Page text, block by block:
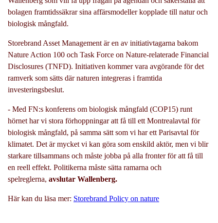
bolagen framtidssäkrar sina affärsmodeller kopplade till natur och
biologisk mångfald.
Storebrand Asset Management är en av initiativtagarna bakom
Nature Action 100 och Task Force on Nature-relaterade Financial
Disclosures (TNFD). Initiativen kommer vara avgörande för det
ramverk som sätts där naturen integreras i framtida
investeringsbeslut.
- Med FN:s konferens om biologisk mångfald (COP15) runt
hörnet har vi stora förhoppningar att få till ett Montrealavtal för
biologisk mångfald, på samma sätt som vi har ett Parisavtal för
klimatet. Det är mycket vi kan göra som enskild aktör, men vi blir
starkare tillsammans och måste jobba på alla fronter för att få till
en reell effekt. Politikerna måste sätta ramarna och
spelreglerna, avslutar Wallenberg.
Här kan du läsa mer: Storebrand Policy on nature